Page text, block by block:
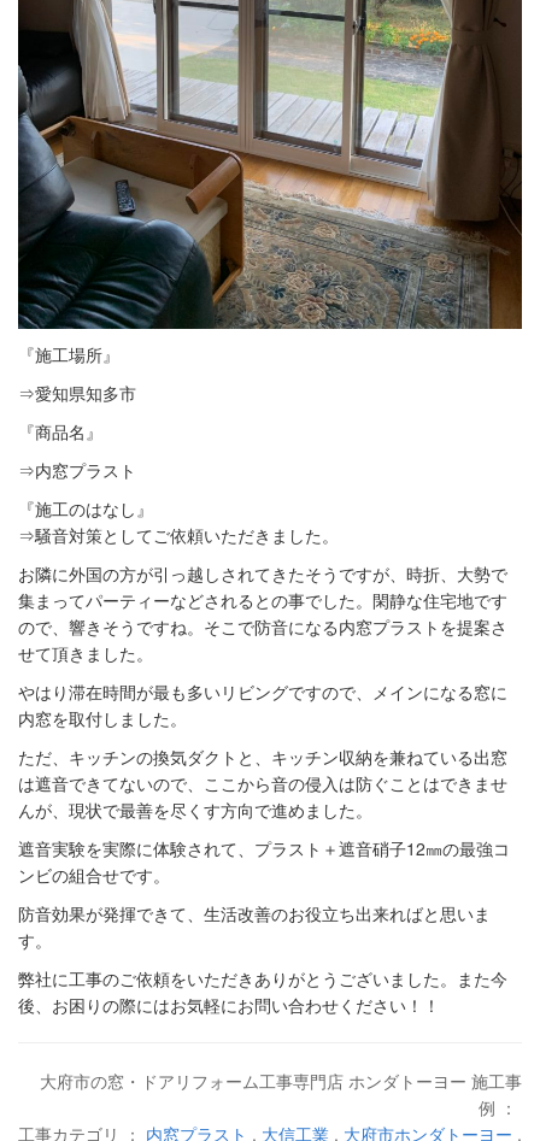
『施工場所』
⇒愛知県知多市
『商品名』
⇒内窓プラスト
『施工のはなし』
⇒騒音対策としてご依頼いただきました。
お隣に外国の方が引っ越しされてきたそうですが、時折、大勢で
集まってパーティーなどされるとの事でした。閑静な住宅地です
ので、響きそうですね。そこで防音になる内窓プラストを提案さ
せて頂きました。
やはり滞在時間が最も多いリビングですので、メインになる窓に
内窓を取付しました。
ただ、キッチンの換気ダクトと、キッチン収納を兼ねている出窓
は遮音できてないので、ここから音の侵入は防ぐことはできませ
んが、現状で最善を尽くす方向で進めました。
遮音実験を実際に体験されて、プラスト＋遮音硝子12㎜の最強コ
ンビの組合せです。
防音効果が発揮できて、生活改善のお役立ち出来ればと思いま
す。
弊社に工事のご依頼をいただきありがとうございました。また今
後、お困りの際にはお気軽にお問い合わせください！！
大府市の窓・ドアリフォーム工事専門店 ホンダトーヨー 施工事
例 ：
工事カテゴリ ： 内窓プラスト , 大信工業 , 大府市ホンダトーヨー ,